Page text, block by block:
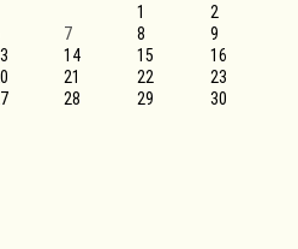
1
2
7 8
9
14 15
16
21 22
23
28 29
30